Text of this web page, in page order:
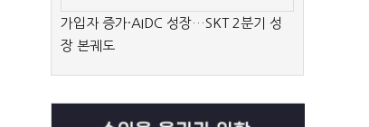
가입자 증가·AIDC 성장…SKT 2분기 성
장 본궤도